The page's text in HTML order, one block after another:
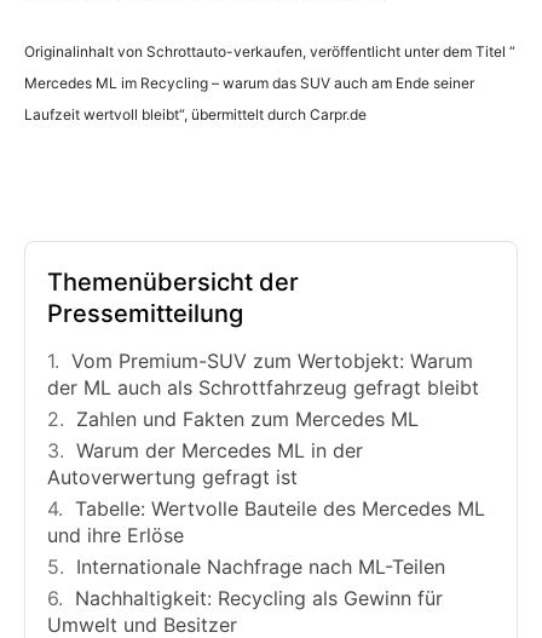
Originalinhalt von Schrottauto-verkaufen, veröffentlicht unter dem Titel “
Mercedes ML im Recycling – warum das SUV auch am Ende seiner
Laufzeit wertvoll bleibt“, übermittelt durch Carpr.de
Themenübersicht der
Pressemitteilung
Vom Premium-SUV zum Wertobjekt: Warum
der ML auch als Schrottfahrzeug gefragt bleibt
Zahlen und Fakten zum Mercedes ML
Warum der Mercedes ML in der
Autoverwertung gefragt ist
Tabelle: Wertvolle Bauteile des Mercedes ML
und ihre Erlöse
Internationale Nachfrage nach ML-Teilen
Nachhaltigkeit: Recycling als Gewinn für
Umwelt und Besitzer